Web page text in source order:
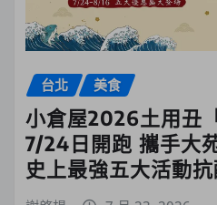
台北 美食
小倉屋2026土用丑
7/24日開跑 攜手大
史上最強五大活動